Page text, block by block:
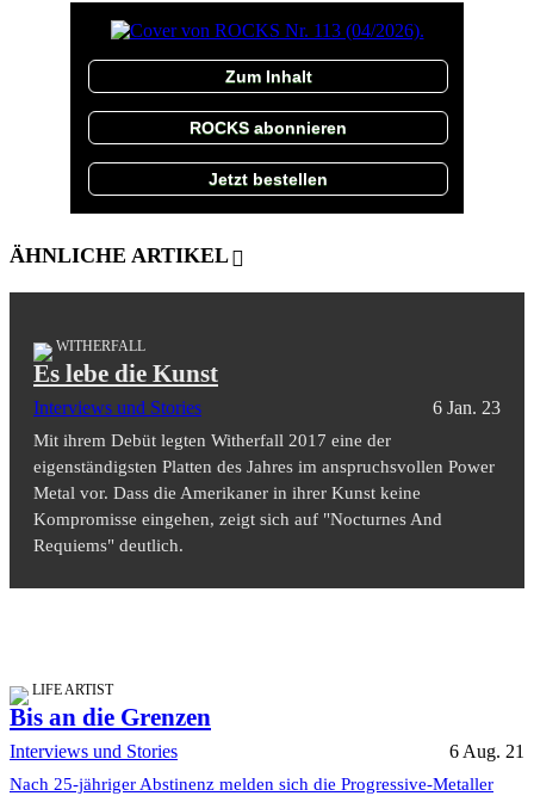
Zum Inhalt
ROCKS abonnieren
Jetzt bestellen
ÄHNLICHE ARTIKEL
WITHERFALL
Es lebe die Kunst
Interviews und Stories 6 Jan. 23
Mit ihrem Debüt legten Witherfall 2017 eine der
eigenständigsten Platten des Jahres im anspruchsvollen Power
Metal vor. Dass die Amerikaner in ihrer Kunst keine
Kompromisse eingehen, zeigt sich auf "Nocturnes And
Requiems" deutlich.
LIFE ARTIST
Bis an die Grenzen
Interviews und Stories 6 Aug. 21
Nach 25-jähriger Abstinenz melden sich die Progressive-Metaller